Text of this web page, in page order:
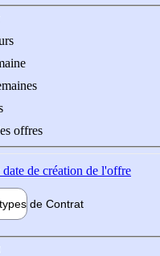
l'offre
offres
de création de l'offre
de Contrat